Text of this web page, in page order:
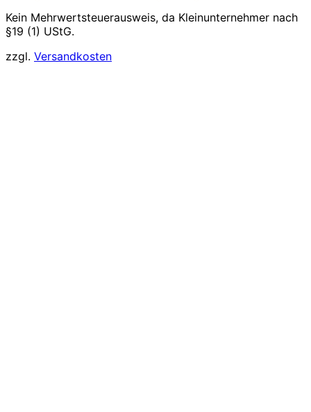
Kein Mehrwertsteuerausweis, da Kleinunternehmer nach
§19 (1) UStG.
zzgl. Versandkosten